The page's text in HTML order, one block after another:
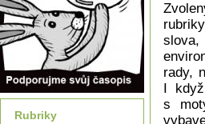
Rubriky
rady,
I
s